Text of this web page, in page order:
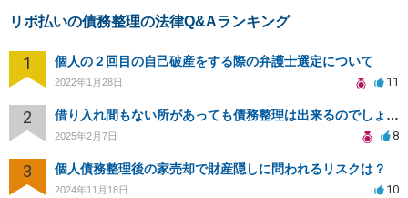
リボ払いの債務整理の法律Q&Aランキング
1 個人の２回目の自己破産をする際の弁護士選定について
2022年1月28日 11
2 借り入れ間もない所があっても債務整理は出来るのでしょうか？
2025年2月7日 8
3 個人債務整理後の家売却で財産隠しに問われるリスクは？
2024年11月18日 10